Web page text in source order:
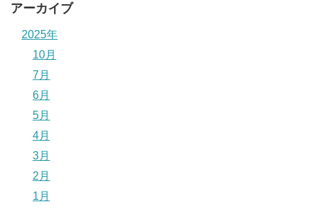
アーカイブ
2025年
10月
7月
6月
5月
4月
3月
2月
1月